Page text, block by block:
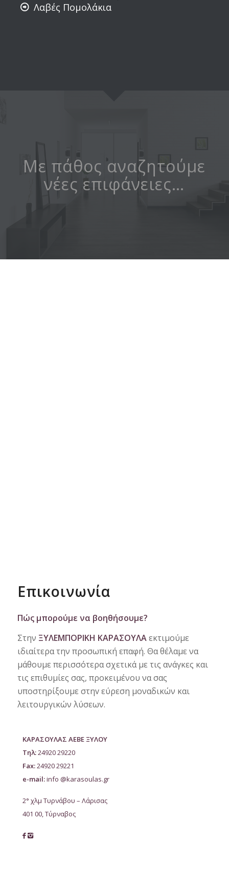
Λαβές Πομολάκια
Με πάθος αναζητούμε
νέες επιφάνειες…
Επικοινωνία
Πώς μπορούμε να βοηθήσουμε?
Στην ΞΥΛΕΜΠΟΡΙΚΗ ΚΑΡΑΣΟΥΛΑεκτιμούμε
ιδιαίτερα την προσωπική επαφή. Θα θέλαμε να
μάθουμε περισσότερα σχετικά με τις ανάγκες και
τις επιθυμίες σας, προκειμένου να σας
υποστηρίξουμε στηv εύρεση μοναδικών και
λειτουργικών λύσεων.
ΚΑΡΑΣΟΥΛΑΣ ΑΕΒΕ ΞΥΛΟΥ
Τηλ:24920 29220
Fax:24920 29221
e-mail:info @karasoulas.gr
2° χλμ Τυρνάβου – Λάρισας
401 00, Τύρναβος